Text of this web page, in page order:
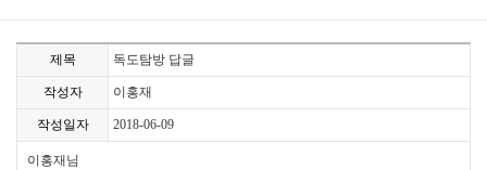
제목 독도탐방 답글
작성자 이홍재
작성일자 2018-06-09
이홍재님